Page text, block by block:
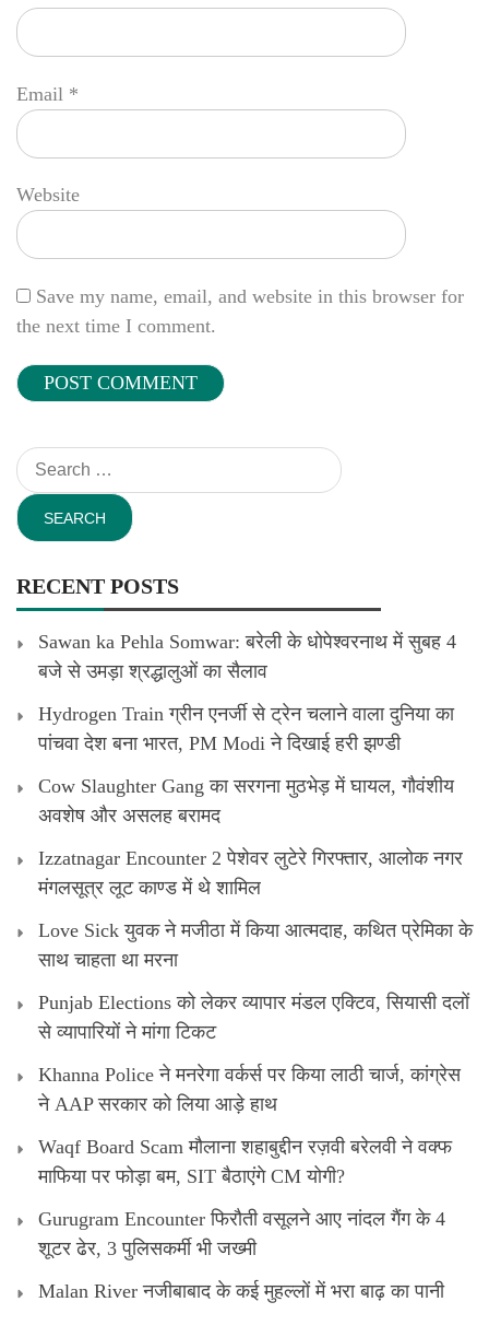
Email *
Website
Save my name, email, and website in this browser for
the next time I comment.
Search
for:
RECENT POSTS
Sawan ka Pehla Somwar: बरेली के धोपेश्वरनाथ में सुबह 4
बजे से उमड़ा श्रद्धालुओं का सैलाव
Hydrogen Train ग्रीन एनर्जी से ट्रेन चलाने वाला दुनिया का
पांचवा देश बना भारत, PM Modi ने दिखाई हरी झण्डी
Cow Slaughter Gang का सरगना मुठभेड़ में घायल, गौवंशीय
अवशेष और असलह बरामद
Izzatnagar Encounter 2 पेशेवर लुटेरे गिरफ्तार, आलोक नगर
मंगलसूत्र लूट काण्‍ड में थे शामिल
Love Sick युवक ने मजीठा में किया आत्मदाह, कथित प्रेमिका के
साथ चाहता था मरना
Punjab Elections को लेकर व्यापार मंडल एक्टिव, सियासी दलों
से व्यापारियों ने मांगा टिकट
Khanna Police ने मनरेगा वर्कर्स पर किया लाठी चार्ज, कांग्रेस
ने AAP सरकार को लिया आड़े हाथ
Waqf Board Scam मौलाना शहाबुद्दीन रज़वी बरेलवी ने वक्फ
माफिया पर फोड़ा बम, SIT बैठाएंगे CM योगी?
Gurugram Encounter फिरौती वसूलने आए नांदल गैंग के 4
शूटर ढेर, 3 पुलिसकर्मी भी जख्मी
Malan River नजीबाबाद के कई मुहल्लों में भरा बाढ़ का पानी